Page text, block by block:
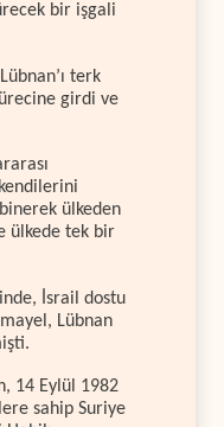
bir işgali
terk
girdi ve
ülkeden
ülkede tek bir
İsrail dostu
Lübnan
14 Eylül 1982
sahip Suriye